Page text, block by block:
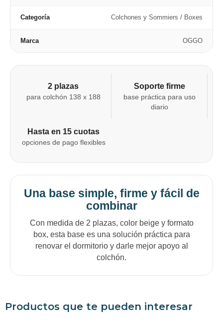
Categoría Colchones y Sommiers / Boxes
Marca OGGO
2 plazas
para colchón 138 x 188
Soporte firme
base práctica para uso
diario
Hasta en 15 cuotas
opciones de pago flexibles
Una base simple, firme y fácil de
combinar
Con medida de 2 plazas, color beige y formato
box, esta base es una solución práctica para
renovar el dormitorio y darle mejor apoyo al
colchón.
Productos que te pueden interesar